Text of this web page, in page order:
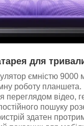
для
ємністю 9000
роботу планшета.
переглядом відео,
пошуку
здатен